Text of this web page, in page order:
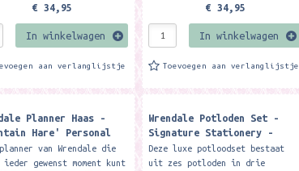
€ 34,95
In winkelwagen
aan verlanglijstje
€ 34,95
In winkelwagen
Toevoegen aan verlanglijstje
Planner Haas -
Hare' Personal
van Wrendale die
gewenst moment kunt
Wrendale Potloden Set -
Signature Stationery -
Pencil Set ​
Deze luxe potloodset bestaat
uit zes potloden in drie